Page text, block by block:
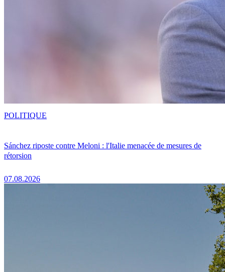
Sánchez riposte contre Meloni : l'Italie menacée de mesures de
rétorsion
07.08.2026
POLITIQUE